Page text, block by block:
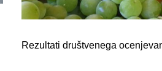
Rezultati društvenega